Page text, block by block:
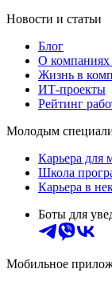
Новости и статьи
Блог
О компаниях
Жизнь в
ИТ-проекты
Рейтинг
Молодым
Карьера для
Школа
Карьера в
Боты для
Мобильное